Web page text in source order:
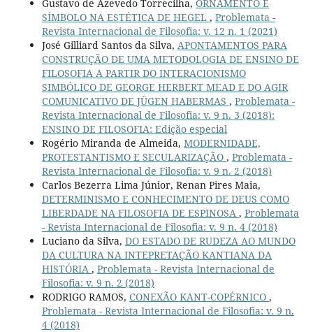
Gustavo de Azevedo Torrecilha, ORNAMENTO E
SÍMBOLO NA ESTÉTICA DE HEGEL , Problemata -
Revista Internacional de Filosofia: v. 12 n. 1 (2021)
José Gilliard Santos da Silva, APONTAMENTOS PARA
CONSTRUÇÃO DE UMA METODOLOGIA DE ENSINO DE
FILOSOFIA A PARTIR DO INTERACIONISMO
SIMBÓLICO DE GEORGE HERBERT MEAD E DO AGIR
COMUNICATIVO DE JÜGEN HABERMAS , Problemata -
Revista Internacional de Filosofia: v. 9 n. 3 (2018):
ENSINO DE FILOSOFIA: Edição especial
Rogério Miranda de Almeida, MODERNIDADE,
PROTESTANTISMO E SECULARIZAÇÃO , Problemata -
Revista Internacional de Filosofia: v. 9 n. 2 (2018)
Carlos Bezerra Lima Júnior, Renan Pires Maia,
DETERMINISMO E CONHECIMENTO DE DEUS COMO
LIBERDADE NA FILOSOFIA DE ESPINOSA , Problemata
- Revista Internacional de Filosofia: v. 9 n. 4 (2018)
Luciano da Silva, DO ESTADO DE RUDEZA AO MUNDO
DA CULTURA NA INTEPRETAÇÃO KANTIANA DA
HISTÓRIA , Problemata - Revista Internacional de
Filosofia: v. 9 n. 2 (2018)
RODRIGO RAMOS, CONEXÃO KANT-COPÉRNICO ,
Problemata - Revista Internacional de Filosofia: v. 9 n.
4 (2018)